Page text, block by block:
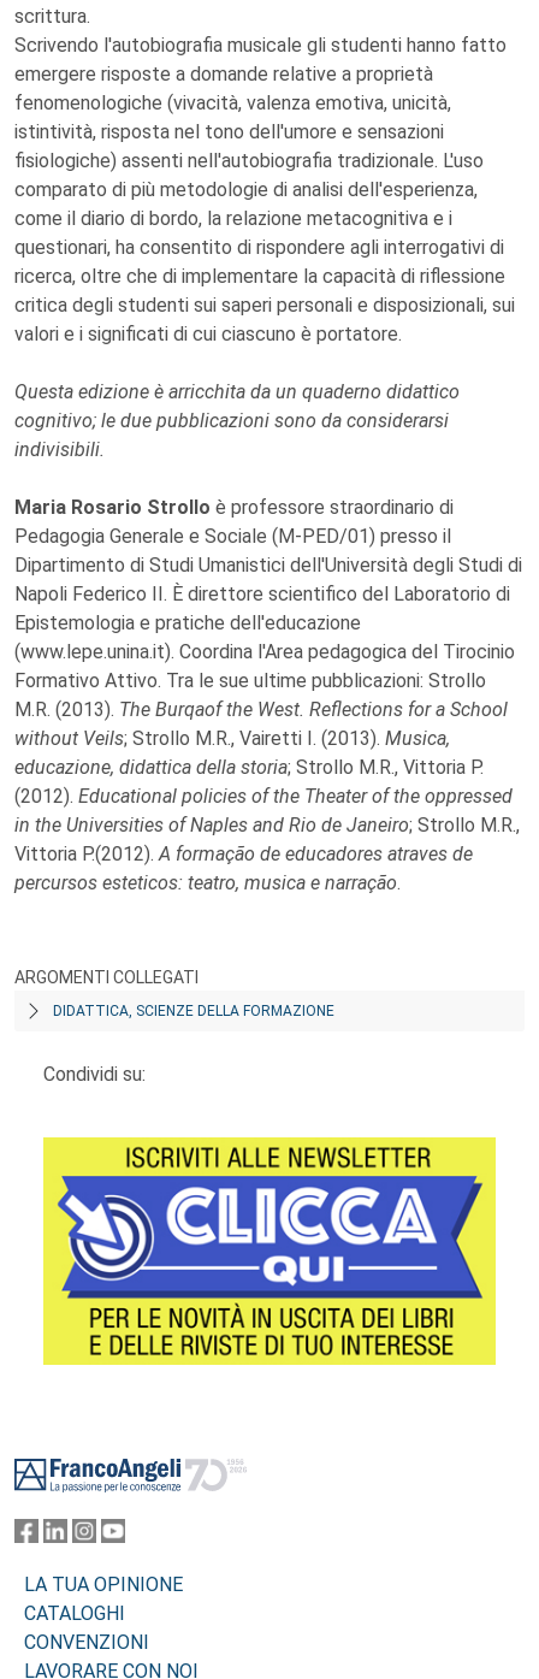
scrittura.
Scrivendo l'autobiografia musicale gli studenti hanno fatto
emergere risposte a domande relative a proprietà
fenomenologiche (vivacità, valenza emotiva, unicità,
istintività, risposta nel tono dell'umore e sensazioni
fisiologiche) assenti nell'autobiografia tradizionale. L'uso
comparato di più metodologie di analisi dell'esperienza,
come il diario di bordo, la relazione metacognitiva e i
questionari, ha consentito di rispondere agli interrogativi di
ricerca, oltre che di implementare la capacità di riflessione
critica degli studenti sui saperi personali e disposizionali, sui
valori e i significati di cui ciascuno è portatore.
Questa edizione è arricchita da un quaderno didattico
cognitivo; le due pubblicazioni sono da considerarsi
indivisibili.
Maria Rosario Strollo è professore straordinario di
Pedagogia Generale e Sociale (M-PED/01) presso il
Dipartimento di Studi Umanistici dell'Università degli Studi di
Napoli Federico II. È direttore scientifico del Laboratorio di
Epistemologia e pratiche dell'educazione
(www.lepe.unina.it). Coordina l'Area pedagogica del Tirocinio
Formativo Attivo. Tra le sue ultime pubblicazioni: Strollo
M.R. (2013). The Burqaof the West. Reflections for a School
without Veils; Strollo M.R., Vairetti I. (2013). Musica,
educazione, didattica della storia; Strollo M.R., Vittoria P.
(2012). Educational policies of the Theater of the oppressed
in the Universities of Naples and Rio de Janeiro; Strollo M.R.,
Vittoria P.(2012).A formação de educadores atraves de
percursos esteticos: teatro, musica e narração.
ARGOMENTI COLLEGATI
DIDATTICA, SCIENZE DELLA FORMAZIONE
Condividi su:
LA TUA OPINIONE
CATALOGHI
CONVENZIONI
LAVORARE CON NOI